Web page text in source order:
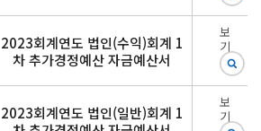
2023회계연도 법인(수익)회계 1
차 추가경정예산 자금예산서
보
기
2023회계연도 법인(일반)회계 1
보
기